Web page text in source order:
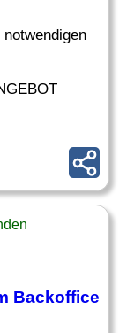
Backoffice